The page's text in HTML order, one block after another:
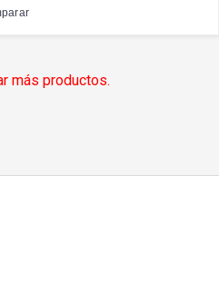
más productos.